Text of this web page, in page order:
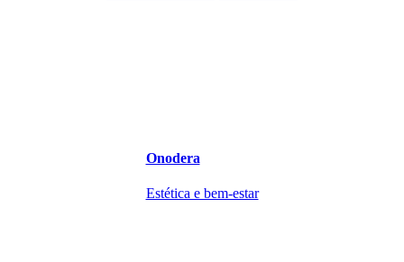
Onodera
Estética e bem-estar